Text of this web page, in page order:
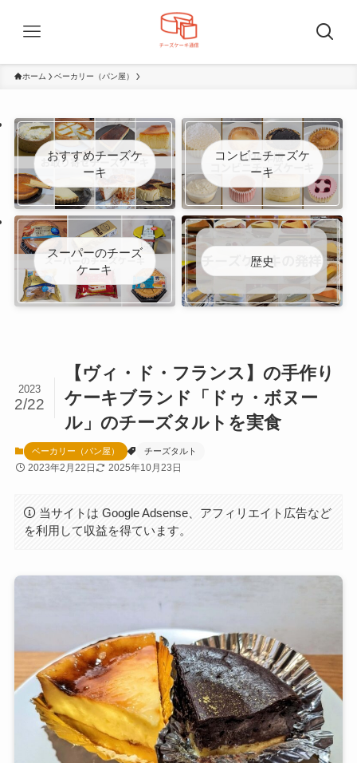
ホーム ベーカリー（パン屋）
おすすめチーズケ
ーキ
コンビニチーズケ
ーキ
スーパーのチーズ
ケーキ
歴史
【ヴィ・ド・フランス】の手作り
ケーキブランド「ドゥ・ボヌー
ル」のチーズタルトを実食
2023
2/22
ベーカリー（パン屋） チーズタルト
2023年2月22日 2025年10月23日
当サイトは Google Adsense、アフィリエイト広告など
を利用して収益を得ています。